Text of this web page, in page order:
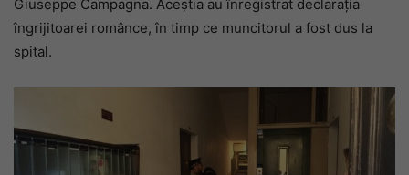
Giuseppe Campagna. Aceștia au înregistrat declarația
îngrijitoarei românce, în timp ce muncitorul a fost dus la
spital.